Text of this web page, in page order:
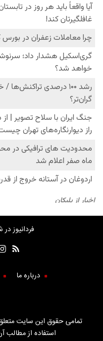
فردانیوز
درباره ما
تمامی حقوق این سایت متعلق
استفاده از مطالب